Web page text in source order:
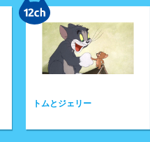
専門チャンネルおためしアワ